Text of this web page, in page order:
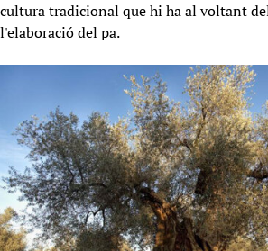
cultura tradicional que hi ha al voltant
l'elaboració del pa.